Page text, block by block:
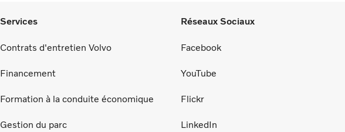
Services
Contrats d'entretien Volvo
Financement
Formation à la conduite économique
Gestion du parc
Réseaux Sociaux
Facebook
YouTube
Flickr
LinkedIn